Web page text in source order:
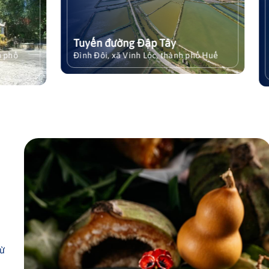
Đập Tây
Vinh Lộc, thành phố Huế
giao thông - Thủy
và cung đường di sản
Cầu Hai (Từ Vinh
Đình Đôi - Vinh
Xem chi tiết Kè biển Mỹ Á (Vinh Hải)
Biển Vinh Hải, xã Vinh Lộc,
Huế
Mỹ Á là vùng đất ven
truyền thống lịch sử, văn
nghề biển, nằm ở phía
thành phố Huế. Từ bao
dân nơi đây đã gắn bó
với biển cả, hình thành
trình kè biển Mỹ Á đã trở
biểu tượng cho sự nỗ
chính quyền và Nhân
công cuộc bảo vệ quê
trước những tác động
tai và biến đổi khí hậu
Xem chi tiết